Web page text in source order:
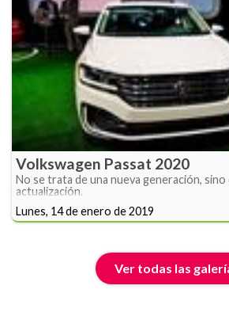
Volkswagen Passat 2020
No se trata de una nueva generación,
actualización.
Lunes, 14 de enero de 2019
Ver todas las